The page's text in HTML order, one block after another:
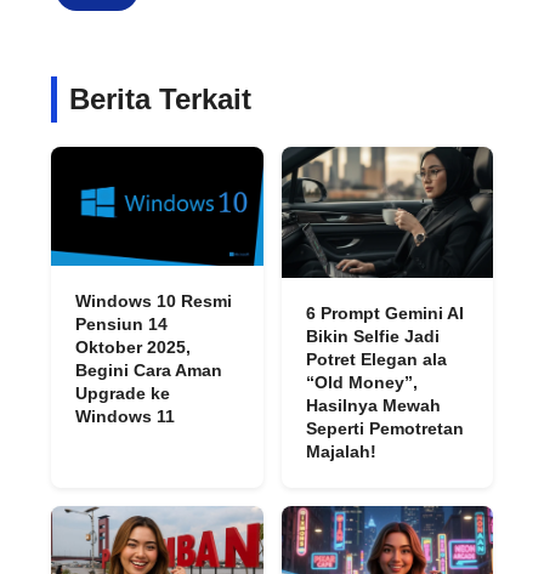
Berita Terkait
Windows 10 Resmi
Pensiun 14
Oktober 2025,
Begini Cara Aman
Upgrade ke
Windows 11
6 Prompt Gemini AI
Bikin Selfie Jadi
Potret Elegan ala
“Old Money”,
Hasilnya Mewah
Seperti Pemotretan
Majalah!